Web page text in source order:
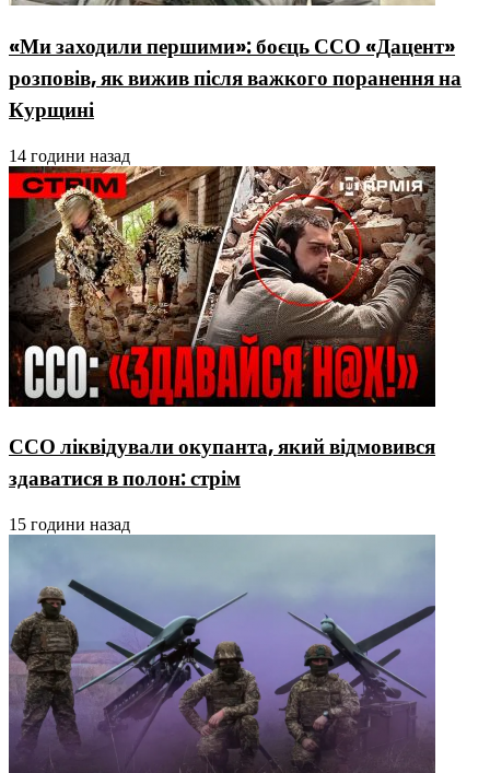
«Ми заходили першими»: боєць ССО «Дацент»
розповів, як вижив після важкого поранення на
Курщині
14 години назад
ССО ліквідували окупанта, який відмовився
здаватися в полон: стрім
15 години назад